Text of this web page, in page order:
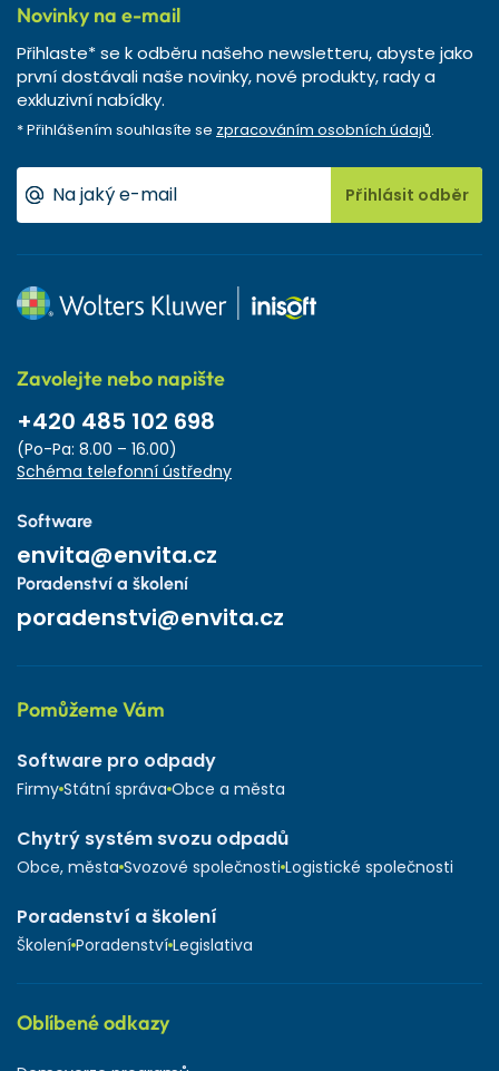
Novinky na e-mail
Přihlaste* se k odběru našeho newsletteru, abyste jako
první dostávali naše novinky, nové produkty, rady a
exkluzivní nabídky.
* Přihlášením souhlasíte se zpracováním osobních údajů.
Přihlásit odběr
Zavolejte nebo napište
+420 485 102 698
(Po-Pa: 8.00 – 16.00)
Schéma telefonní ústředny
Software
envita@envita.cz
Poradenství a školení
poradenstvi@envita.cz
Pomůžeme Vám
Software pro odpady
Firmy Státní správa Obce a města
Chytrý systém svozu odpadů
Obce, města Svozové společnosti Logistické společnosti
Poradenství a školení
Školení Poradenství Legislativa
Oblíbené odkazy